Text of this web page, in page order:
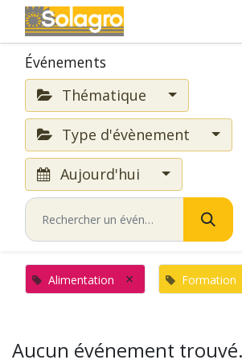
Événements
Thématique
Type d'évènement
Aujourd'hui
Alimentation × Formation
Aucun événement trouvé.